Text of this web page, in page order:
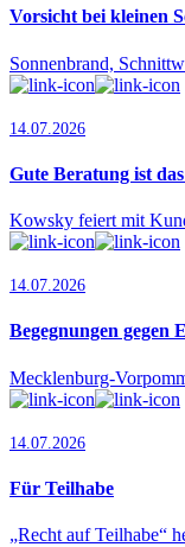
Vorsicht bei kleinen
Sonnenbrand,
14.07.2026
Gute Beratung ist
Kowsky feiert mit
14.07.2026
Begegnungen gegen
Mecklenburg-
14.07.2026
Für Teilhabe
„Recht auf Teilhabe“